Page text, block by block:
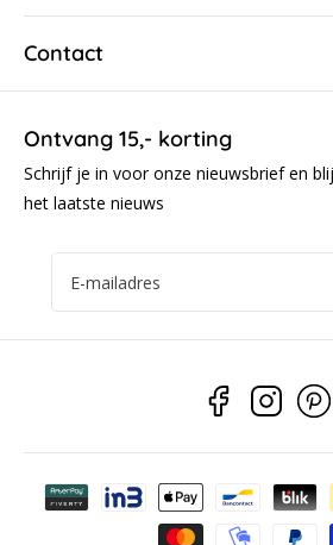
Contact
Ontvang 15,- korting
Schrijf je in voor onze nieuwsbrief en
het laatste nieuws
E-mailadres